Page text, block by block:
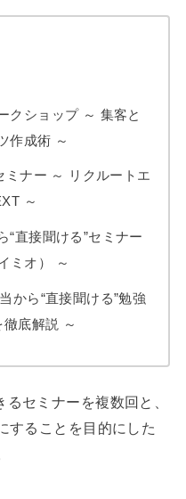
クショップ ～ 集客と
作成術 ～
ミナー ～ リクルートエ
～
“直接聞ける”セミナー
ミオ） ～
から“直接聞ける”勉強
底解説 ～
セミナーを複数回と、
することを目的にした